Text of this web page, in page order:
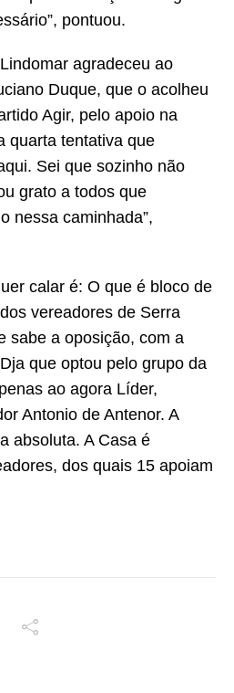
pontuou.
agradeceu ao
Duque, que o acolheu
Agir, pelo apoio na
quarta tentativa que
Sei que sozinho não
grato a todos que
nessa caminhada”,
calar é: O que é bloco de
vereadores de Serra
sabe a oposição, com a
que optou pelo grupo da
ao agora Líder,
Antonio de Antenor. A
absoluta. A Casa é
dos quais 15 apoiam